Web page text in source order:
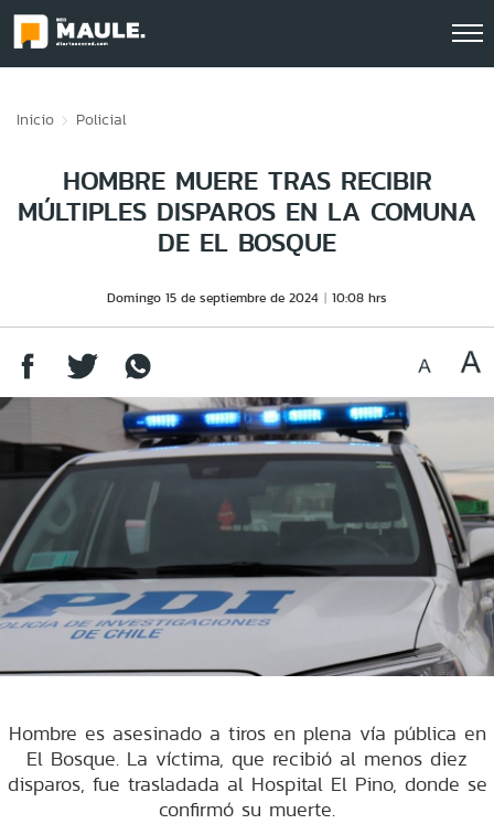
Inicio Policial
HOMBRE MUERE TRAS RECIBIR
MÚLTIPLES DISPAROS EN LA COMUNA
DE EL BOSQUE
Domingo 15 de septiembre de 2024 10:08 hrs
Hombre es asesinado a tiros en plena vía pública en
El Bosque. La víctima, que recibió al menos diez
disparos, fue trasladada al Hospital El Pino, donde se
confirmó su muerte.